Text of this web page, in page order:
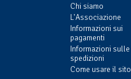
Chi siamo
L'Associazione
Informazioni sui
pagamenti
Informazioni sulle
spedizioni
Come usare il sito